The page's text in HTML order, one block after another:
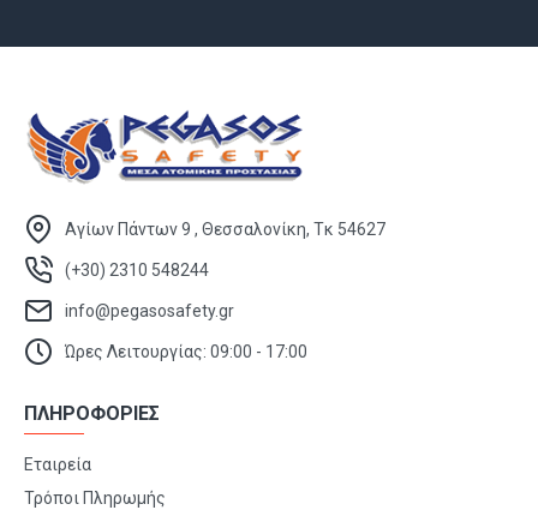
Αγίων Πάντων 9 , Θεσσαλονίκη, Τκ 54627
(+30) 2310 548244
info@pegasosafety.gr
Ώρες Λειτουργίας: 09:00 - 17:00
ΠΛΗΡΟΦΟΡΙΕΣ
Εταιρεία
Τρόποι Πληρωμής